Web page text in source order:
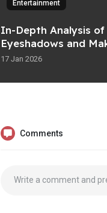
Entertainment
In-Depth Analysis
Eyeshadows and
17 Jan 2026
Comments